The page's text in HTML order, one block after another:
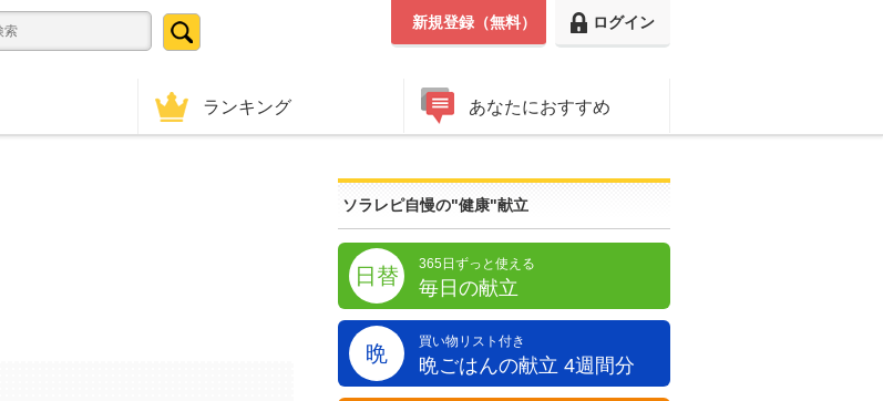
ログイン
新規登録（無料）
ランキング あなたにおすすめ
ソラレピ自慢の"健康"献立
日替 365日ずっと使える
毎日の献立
晩 買い物リスト付き
晩ごはんの献立 4週間分